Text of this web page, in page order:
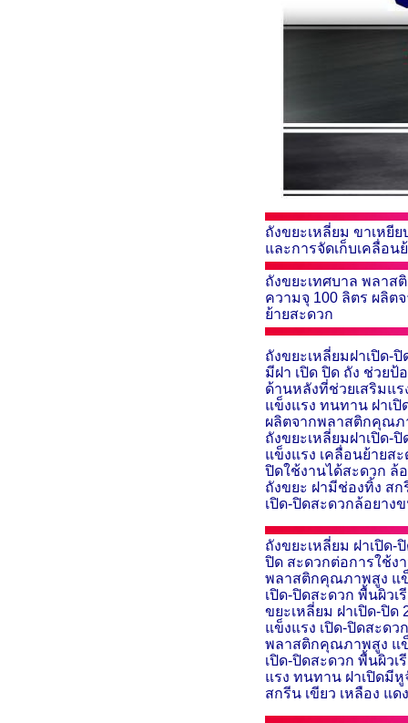
ถังขยะเหลี่ยม ขาเหยี
และการจัดเก็บเคลื่อน
ถังขยะเทศบาล พลาส
ความจุ 100 ลิตร ผลิต
ย้ายสะดวก
ถังขยะเหลี่ยมฝาเปิด-
มีฝา เปิด ปิด ถัง ช่วย
ด้านหลังที่ช่วยเสริมแร
แข็งแรง ทนทาน ฝาเ
ผลิตจากพลาสติกคุณภ
ถังขยะเหลี่ยมฝาเปิด-
แข็งแรง เคลื่อนย้ายส
ปิดใช้งานได้สะดวก ล้
ถังขยะ ฝามีช่องทิ้ง สก
เปิด-ปิดสะดวกล้อยาง
ถังขยะเหลี่ยม ฝาเปิด-
ปิด สะดวกต่อการใช้ง
พลาสติกคุณภาพสูง แ
เปิด-ปิดสะดวก พื้นผิว
ขยะเหลี่ยม ฝาเปิด-ปิ
แข็งแรง เปิด-ปิดสะด
พลาสติกคุณภาพสูง แข็
เปิด-ปิดสะดวก พื้นผิว
แรง ทนทาน ฝาเปิดมี
สกรีน เขียว เหลือง แด